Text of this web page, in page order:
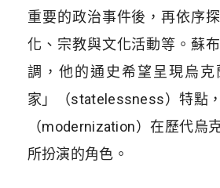
重要的政治事件後，再依序
化、宗教與文化活動等。蘇
調，他的通史希望呈現烏克
家」（statelessness）特點
（modernization）在歷代烏
所扮演的角色。